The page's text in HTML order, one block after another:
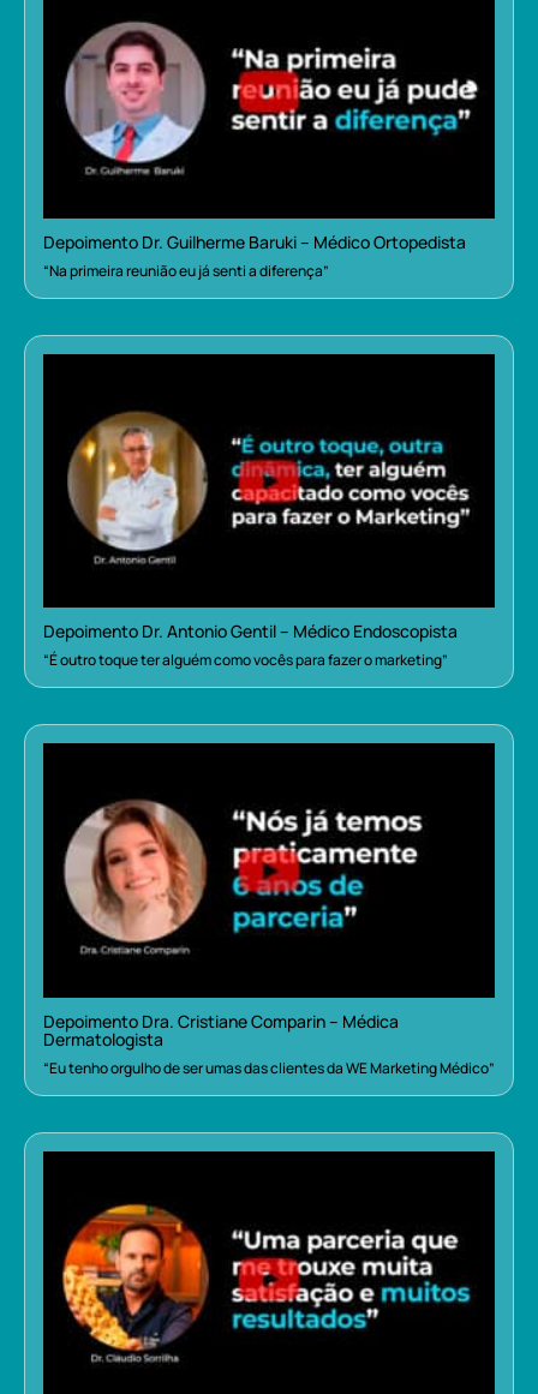
Depoimento Dr. Guilherme Baruki – Médico Ortopedista
“Na primeira reunião eu já senti a diferença”
Depoimento Dr. Antonio Gentil – Médico Endoscopista
“É outro toque ter alguém como vocês para fazer o marketing”
Depoimento Dra. Cristiane Comparin – Médica
Dermatologista
“Eu tenho orgulho de ser umas das clientes da WE Marketing Médico”